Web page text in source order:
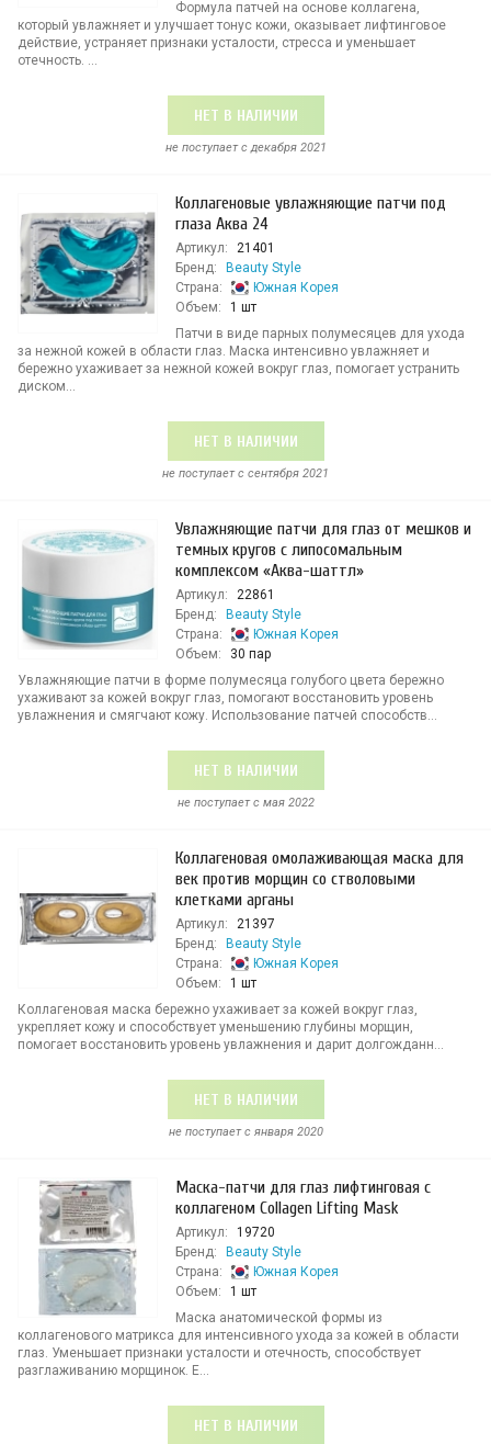
Формула патчей на основе коллагена,
который увлажняет и улучшает тонус кожи, оказывает лифтинговое
действие, устраняет признаки усталости, стресса и уменьшает
отечность. ...
НЕТ В НАЛИЧИИ
не поступает c декабря 2021
Коллагеновые увлажняющие патчи под
глаза Аква 24
Артикул:
21401
Бренд:
Beauty Style
Страна:
Южная Корея
Объем:
1 шт
Патчи в виде парных полумесяцев для ухода
за нежной кожей в области глаз. Маска интенсивно увлажняет и
бережно ухаживает за нежной кожей вокруг глаз, помогает устранить
диском...
НЕТ В НАЛИЧИИ
не поступает c сентября 2021
Увлажняющие патчи для глаз от мешков и
темных кругов с липосомальным
комплексом «Аква-шаттл»
Артикул:
22861
Бренд:
Beauty Style
Страна:
Южная Корея
Объем:
30 пар
Увлажняющие патчи в форме полумесяца голубого цвета бережно
ухаживают за кожей вокруг глаз, помогают восстановить уровень
увлажнения и смягчают кожу. Использование патчей способств...
НЕТ В НАЛИЧИИ
не поступает c мая 2022
Коллагеновая омолаживающая маска для
век против морщин со стволовыми
клетками арганы
Артикул:
21397
Бренд:
Beauty Style
Страна:
Южная Корея
Объем:
1 шт
Коллагеновая маска бережно ухаживает за кожей вокруг глаз,
укрепляет кожу и способствует уменьшению глубины морщин,
помогает восстановить уровень увлажнения и дарит долгожданн...
НЕТ В НАЛИЧИИ
не поступает c января 2020
Маска-патчи для глаз лифтинговая с
коллагеном Collagen Lifting Mask
Артикул:
19720
Бренд:
Beauty Style
Страна:
Южная Корея
Объем:
1 шт
Маска анатомической формы из
коллагенового матрикса для интенсивного ухода за кожей в области
глаз. Уменьшает признаки усталости и отечность, способствует
разглаживанию морщинок. Е...
НЕТ В НАЛИЧИИ